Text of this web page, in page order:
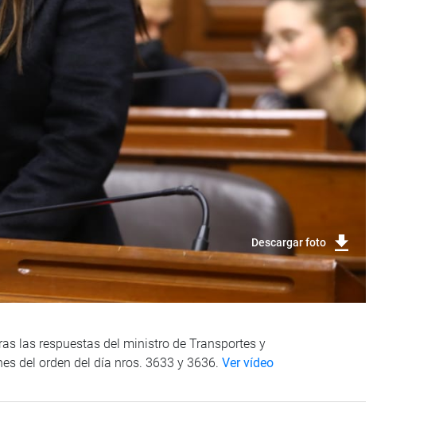
Descargar foto
las respuestas del ministro de Transportes y
del orden del día nros. 3633 y 3636. Ver vídeo